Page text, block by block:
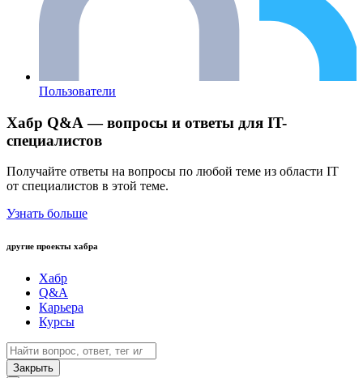
Пользователи
Хабр Q&A — вопросы и ответы для IT-
специалистов
Получайте ответы на вопросы по любой теме из области IT
от специалистов в этой теме.
Узнать больше
другие проекты хабра
Хабр
Q&A
Карьера
Курсы
Закрыть